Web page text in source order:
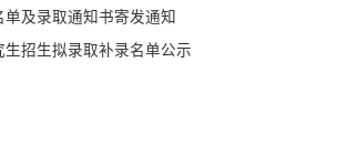
单及录取通知书寄发通知
生招生拟录取补录名单公示